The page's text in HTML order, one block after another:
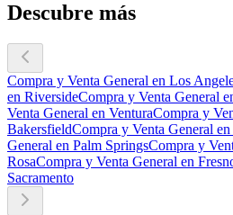
Descubre más
Compra y Venta General en Los
en RiversideCompra y Venta General
Venta General en VenturaCompra y
BakersfieldCompra y Venta General
General en Palm SpringsCompra y
RosaCompra y Venta General en
Sacramento